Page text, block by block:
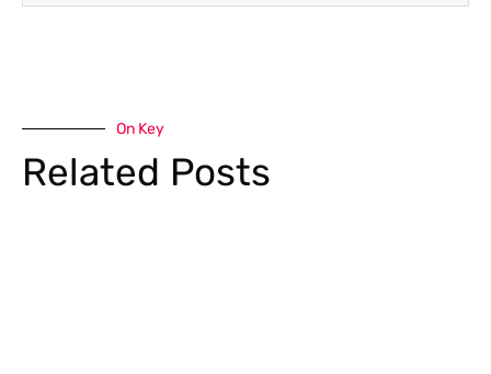
On Key
Related Posts